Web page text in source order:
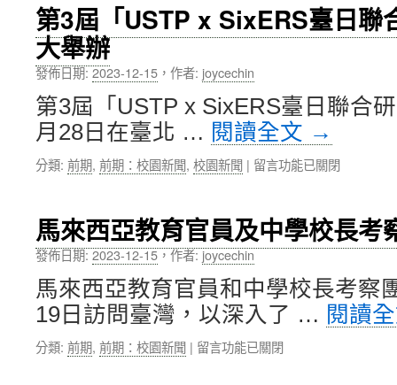
同
朝
未
來
目
行〉
醫
大
等
教
育
計
學
面
論
暨
醫
模
大
樓
第3屆「USTP x SixERS臺日聯
大舉辦
發佈日期:2023-12-15 ， 作者: joycechin
第3屆「USTP x SixERS臺日聯合
月28日在臺北 … 閱讀全文 →
分類: 前期, 前期：校園新聞, 校園新聞 | 在
「USTP
x
SixERS
臺
日
聯
合
研
留言功能已關閉
馬來西亞教育官員及中學校長考
發佈日期:2023-12-15，作者: joycechin
馬來西亞教育官員和中學校長考察
19日訪問臺灣，以深入了 … 閱讀
分類: 前期, 前期：校園新聞 | 在
留言功能已關閉